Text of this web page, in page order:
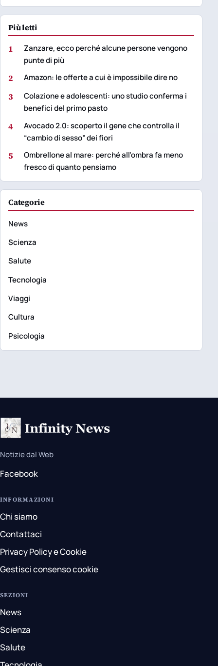
Più letti
1
Zanzare, ecco perché alcune persone vengono
punte di più
2 Amazon: le offerte a cui è impossibile dire no
3
Colazione e adolescenti: uno studio conferma i
benefici del primo pasto
4
Avocado 2.0: scoperto il gene che controlla il
“cambio di sesso” dei fiori
5
Ombrellone al mare: perché all’ombra fa meno
fresco di quanto pensiamo
Categorie
News
Scienza
Salute
Tecnologia
Viaggi
Cultura
Psicologia
Notizie dal Web
Facebook
INFORMAZIONI
Chi siamo
Contattaci
Privacy Policy e Cookie
Gestisci consenso cookie
SEZIONI
News
Scienza
Salute